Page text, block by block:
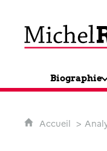
Biographie
Accueil